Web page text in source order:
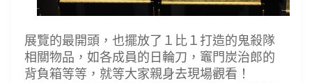
展覽的最開頭，也擺放了１比１打造的鬼殺隊
相關物品，如各成員的日輪刀， 竈門炭治郎的
背負箱等等，就等大家親身去現場觀看！